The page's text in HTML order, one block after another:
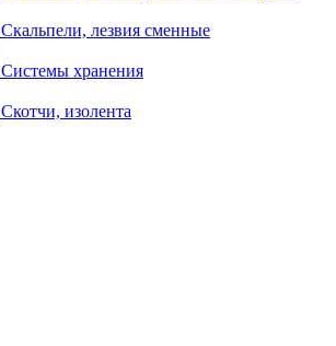
Скальпели, лезвия сменные
Системы хранения
Скотчи, изолента